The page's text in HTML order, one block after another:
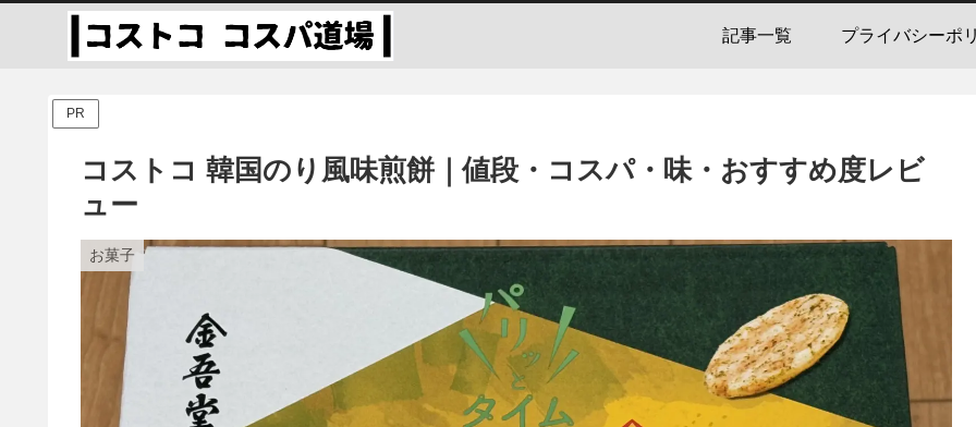
記事一覧 プライバシーポ
PR
コストコ 韓国のり風味煎餅｜値段・コスパ・味・おすすめ度レビ
ュー
お菓子